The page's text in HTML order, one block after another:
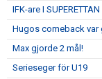
IFK-are I SUPERETTAN
Hugos comeback var
Max gjorde 2 mål!
Serieseger för U19